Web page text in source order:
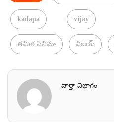
kadapa vijay
తమిళ సినిమా విజయ్
వార్తా విభాగం